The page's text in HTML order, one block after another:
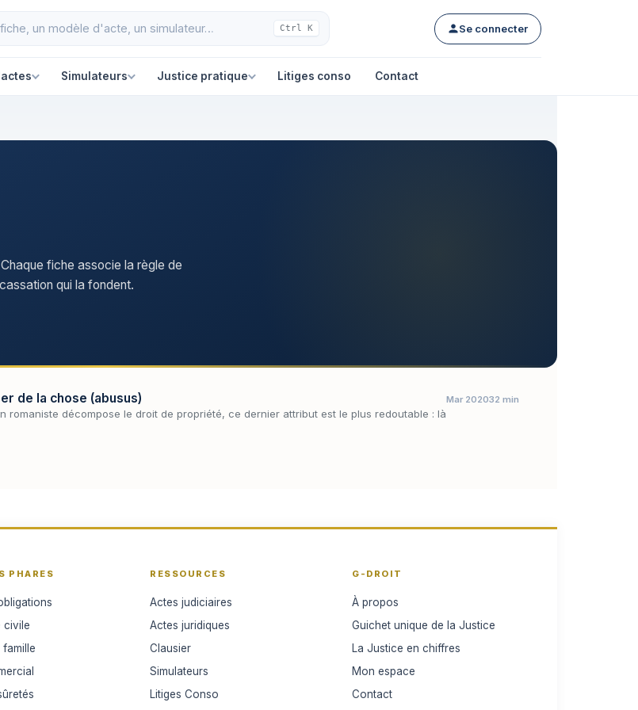
Ctrl K Se connecter
Simulateurs Justice pratique Litiges conso Contact
fiche associe la règle de
qui la fondent.
de la chose (abusus)
décompose le droit de propriété, ce dernier attribut est le plus redoutable : là
Mar 202032 min
PHARES
civile
RESSOURCES
Actes judiciaires
Actes juridiques
Clausier
Simulateurs
Litiges Conso
G-DROIT
À propos
Guichet unique de la Justice
La Justice en chiffres
Mon espace
Contact